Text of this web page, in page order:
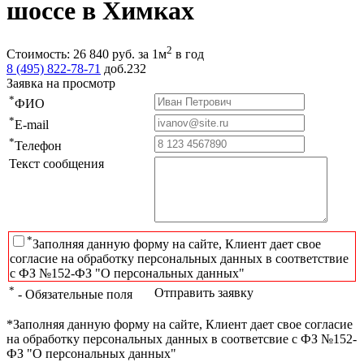
шоссе в Химках
Стоимость: 26 840 руб. за 1м2 в год
8 (495) 822-78-71 доб.232
Заявка на просмотр
*ФИО
*E-mail
*Телефон
Текст сообщения
*Заполняя данную форму на сайте, Клиент дает свое
согласие на обработку персональных данных в соответствие
с ФЗ №152-ФЗ "О персональных данных"
* - Обязательные поля Отправить заявку
*Заполняя данную форму на сайте, Клиент дает свое согласие
на обработку персональных данных в соответсвие с ФЗ №152-
ФЗ "О персональных данных"